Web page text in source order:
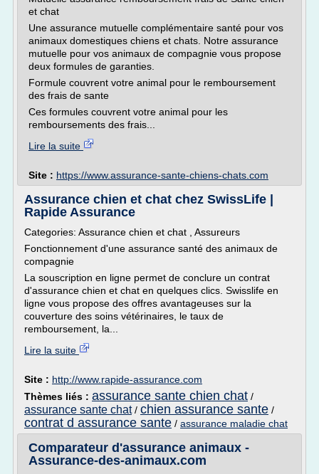
et chat
Une assurance mutuelle complémentaire santé pour vos
animaux domestiques chiens et chats. Notre assurance
mutuelle pour vos animaux de compagnie vous propose
deux formules de garanties.
Formule couvrent votre animal pour le remboursement
des frais de sante
Ces formules couvrent votre animal pour les
remboursements des frais...
Lire la suite
Site : https://www.assurance-sante-chiens-chats.com
Assurance chien et chat chez SwissLife |
Rapide Assurance
Categories: Assurance chien et chat , Assureurs
Fonctionnement d'une assurance santé des animaux de
compagnie
La souscription en ligne permet de conclure un contrat
d'assurance chien et chat en quelques clics. Swisslife en
ligne vous propose des offres avantageuses sur la
couverture des soins vétérinaires, le taux de
remboursement, la...
Lire la suite
Site : http://www.rapide-assurance.com
Thèmes liés : assurance sante chien chat /
assurance sante chat/ chien assurance sante /
contrat d assurance sante / assurance maladie chat
Comparateur d'assurance animaux -
Assurance-des-animaux.com